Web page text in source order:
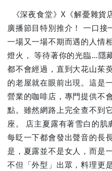
《深夜食堂》X《解憂雜貨
廣播節目特別推介！ 一口接
一場又一場不期而遇的人情
燈火， 等待著你的光臨…隱
都不會經過，直到大花山茱
的老屋就在眼前出現。這是
營業的咖啡店，專門提供不
點。雖然網路上完全查不到
座。 店主夏露有著雪白的肌
每眨一下都會發出聲音的長
是，夏露並不是女人，而是
不但「外型」出眾，料理更